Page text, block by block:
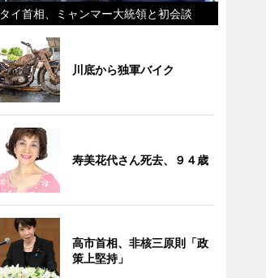
タイ首相、ミャンマー大統領と初会談
川底から独軍バイク
寿美花代さん死去、９４歳
高市首相、非核三原則「政
策上堅持」